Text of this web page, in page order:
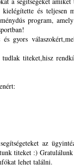
kielégítette és
program,
gyors
titeket,hisz
az
titeket :) Gratulálunk
lehet találni.